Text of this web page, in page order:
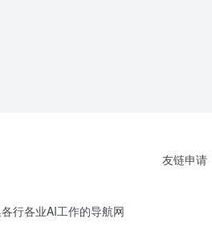
行各业AI工作的导航网
友链申请